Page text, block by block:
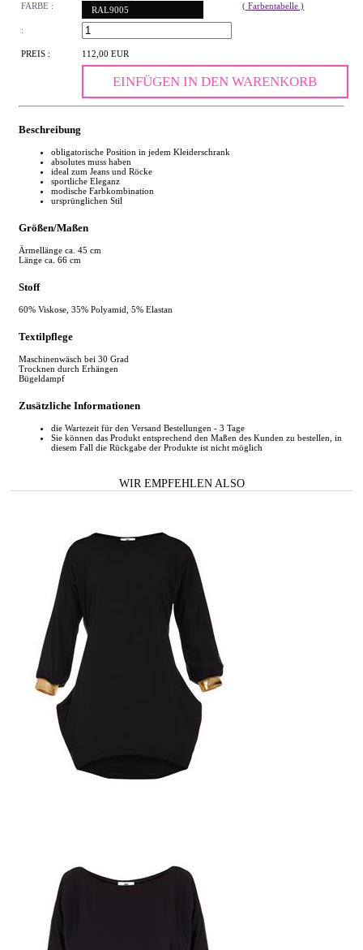
FARBE :
RAL9005 ( Farbentabelle )
:
PREIS : 112,00 EUR
EINFÜGEN IN DEN WARENKORB
Beschreibung
obligatorische Position in jedem Kleiderschrank
absolutes muss haben
ideal zum Jeans und Röcke
sportliche Eleganz
modische Farbkombination
ursprünglichen Stil
Größen/Maßen
Ärmellänge ca. 45 cm
Länge ca. 66 cm
Stoff
60% Viskose, 35% Polyamid, 5% Elastan
Textilpflege
Maschinenwäsch bei 30 Grad
Trocknen durch Erhängen
Bügeldampf
Zusätzliche Informationen
die Wartezeit für den Versand Bestellungen - 3 Tage
Sie können das Produkt entsprechend den Maßen des Kunden zu bestellen, in
diesem Fall die Rückgabe der Produkte ist nicht möglich
WIR EMPFEHLEN ALSO